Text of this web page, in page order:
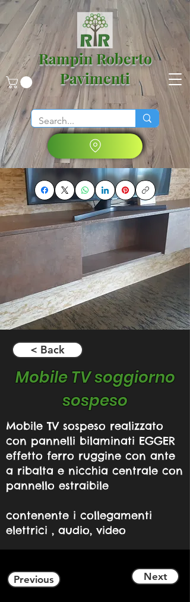
Rampin Roberto
Pavimenti
< Back
Mobile TV soggiorno
sospeso
Mobile TV sospeso realizzato
con pannelli bilaminati EGGER
effetto ferro ruggine con ante
a ribalta e nicchia centrale con
pannello estraibile
contenente i collegamenti
elettrici , audio, video
Previous Next